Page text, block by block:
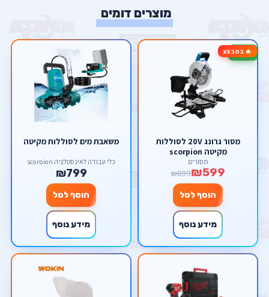
מוצרים דומים
🔥 במבצע-33%
מסור גרונג 20V לסוללות
מקיטה scorpion
מסורים
₪599
₪899
הוסף לסל
מידע נוסף
משאבת מים לסוללות מקיטה
כלי עבודה לאינסטלציה scorpion
₪799
הוסף לסל
מידע נוסף